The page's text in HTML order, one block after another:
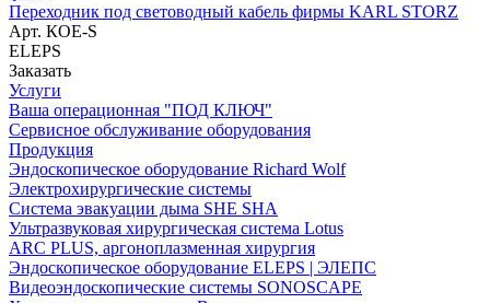
Переходник под световодный кабель фирмы KARL STORZ
Арт. КОЕ-S
ELEPS
Заказать
Услуги
Ваша операционная "ПОД КЛЮЧ"
Сервисное обслуживание оборудования
Продукция
Эндоскопическое оборудование Richard Wolf
Электрохирургические системы
Система эвакуации дыма SHE SHA
Ультразвуковая хирургическая система Lotus
ARC PLUS, аргоноплазменная хирургия
Эндоскопическое оборудование ELEPS | ЭЛЕПС
Видеоэндоскопические системы SONOSCAPE